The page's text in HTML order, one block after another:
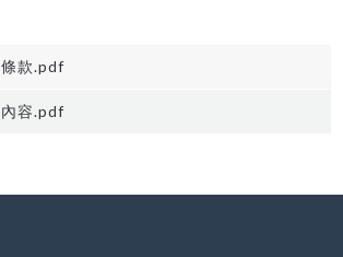
款.pdf
容.pdf